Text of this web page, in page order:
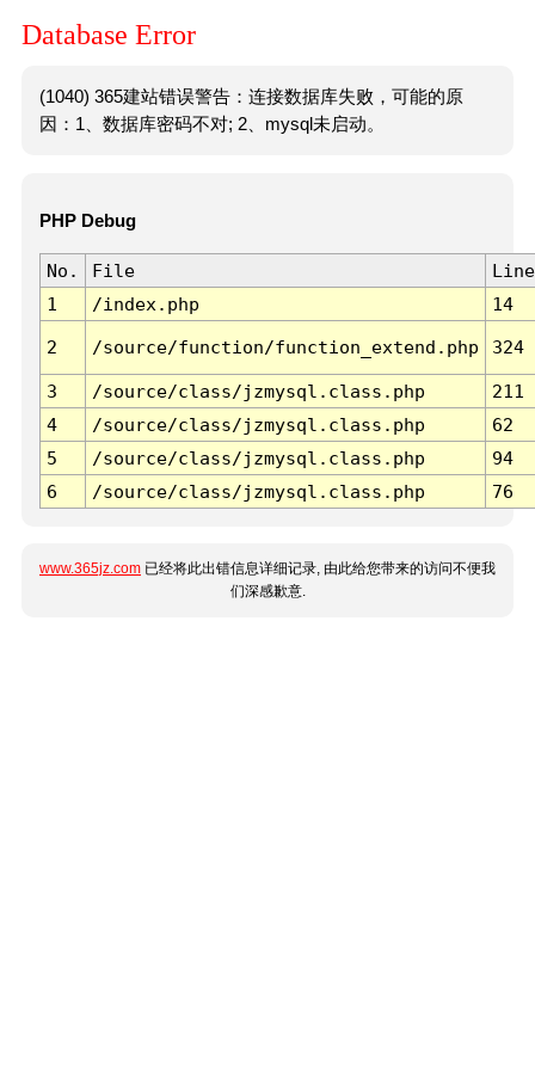
Database Error
(1040) 365建站错误警告：连接数据库失败，可能的原
因：1、数据库密码不对; 2、mysql未启动。
PHP Debug
No. File
Line
1
/index.php 14
2 /source/function/function_extend.php 324
3 /source/class/jzmysql.class.php
211
4
/source/class/jzmysql.class.php
62
5
/source/class/jzmysql.class.php
94
6
/source/class/jzmysql.class.php 76
www.365jz.com 已经将此出错信息详细记录, 由此给您带来的访问不便我
们深感歉意.